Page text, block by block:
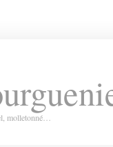
molletonné…